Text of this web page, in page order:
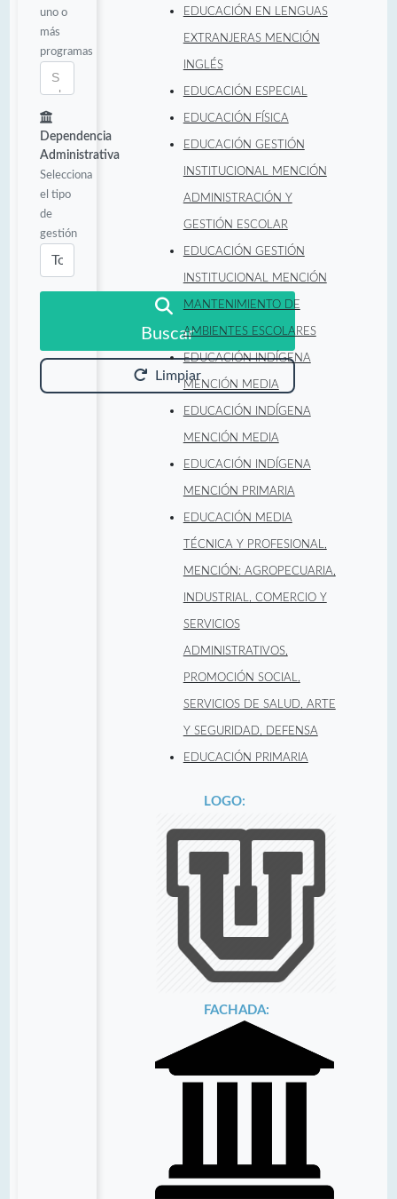
uno o
más
programas
Dependencia
Administrativa
Selecciona
el tipo
de
gestión
Buscar
Limpiar
EDUCACIÓN EN LENGUAS
EXTRANJERAS MENCIÓN
INGLÉS
EDUCACIÓN ESPECIAL
EDUCACIÓN FÍSICA
EDUCACIÓN GESTIÓN
INSTITUCIONAL MENCIÓN
ADMINISTRACIÓN Y
GESTIÓN ESCOLAR
EDUCACIÓN GESTIÓN
INSTITUCIONAL MENCIÓN
MANTENIMIENTO DE
AMBIENTES ESCOLARES
EDUCACIÓN INDÍGENA
MENCIÓN MEDIA
EDUCACIÓN INDÍGENA
MENCIÓN MEDIA
EDUCACIÓN INDÍGENA
MENCIÓN PRIMARIA
EDUCACIÓN MEDIA
TÉCNICA Y PROFESIONAL,
MENCIÓN: AGROPECUARIA,
INDUSTRIAL, COMERCIO Y
SERVICIOS
ADMINISTRATIVOS,
PROMOCIÓN SOCIAL,
SERVICIOS DE SALUD, ARTE
Y SEGURIDAD, DEFENSA
EDUCACIÓN PRIMARIA
LOGO:
FACHADA: